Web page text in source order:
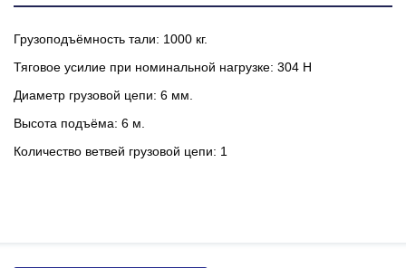
Грузоподъёмность тали: 1000 кг.
Тяговое усилие при номинальной нагрузке: 304 H
Диаметр грузовой цепи: 6 мм.
Высота подъёма: 6 м.
Количество ветвей грузовой цепи: 1